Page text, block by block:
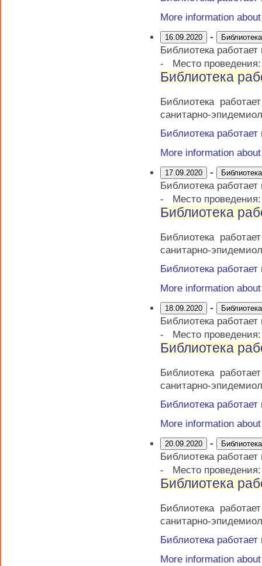
More information
16.09.2020 -
Библиотека
-
Место
Библиотека
Библиотека
санитарно-
Библиотека
More information
17.09.2020 -
Библиотека
-
Место
Библиотека
Библиотека
санитарно-
Библиотека
More information
18.09.2020 -
Библиотека
-
Место
Библиотека
Библиотека
санитарно-
Библиотека
More information
20.09.2020 -
Библиотека
-
Место
Библиотека
Библиотека
санитарно-
Библиотека
More information